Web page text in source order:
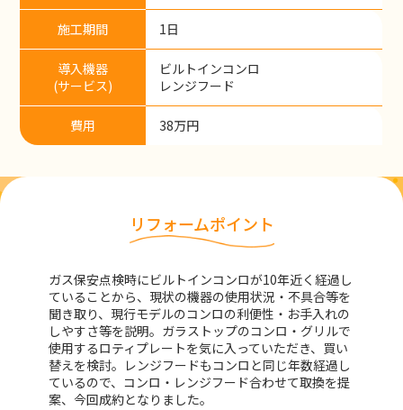
施工期間 1日
導入機器
(サービス)
ビルトインコンロ
レンジフード
費用 38万円
リフォームポイント
ガス保安点検時にビルトインコンロが10年近く経過し
ていることから、現状の機器の使用状況・不具合等を
聞き取り、現行モデルのコンロの利便性・お手入れの
しやすさ等を説明。ガラストップのコンロ・グリルで
使用するロティプレートを気に入っていただき、買い
替えを検討。レンジフードもコンロと同じ年数経過し
ているので、コンロ・レンジフード合わせて取換を提
案、今回成約となりました。